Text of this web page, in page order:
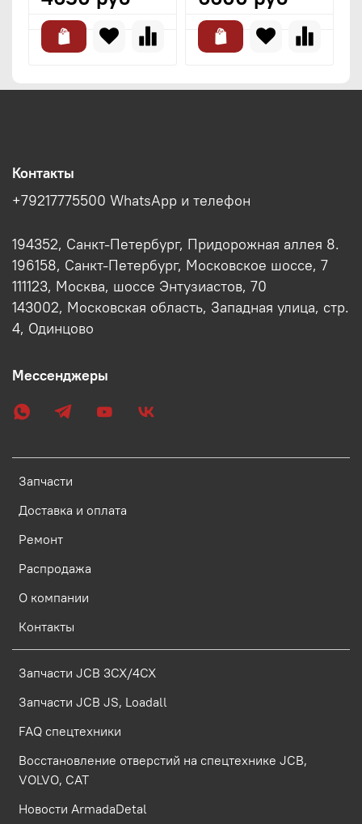
Запчасти
Доставка и оплата
Ремонт
Распродажа
О компании
Контакты
Запчасти JCB 3CX/4CX
Запчасти JCB JS, Loadall
FAQ спецтехники
Восстановление отверстий на спецтехнике JCB,
VOLVO, CAT
Новости ArmadaDetal
Контакты
+79217775500 WhatsApp и телефон
194352, Санкт-Петербург, Придорожная аллея 8.
196158, Санкт-Петербург, Московское шоссе, 7
111123, Москва, шоссе Энтузиастов, 70
143002, Московская область, Западная улица, стр.
4, Одинцово
Мессенджеры